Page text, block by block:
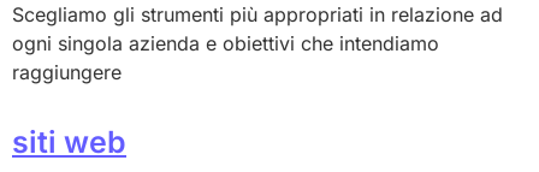
Scegliamo gli strumenti più appropriati in relazione ad
ogni singola azienda e obiettivi che intendiamo
raggiungere
siti web